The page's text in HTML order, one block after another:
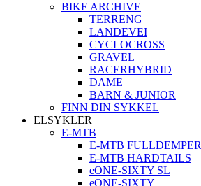
BIKE ARCHIVE
TERRENG
LANDEVEI
CYCLOCROSS
GRAVEL
RACERHYBRID
DAME
BARN & JUNIOR
FINN DIN SYKKEL
ELSYKLER
E-MTB
E-MTB FULLDEMPER
E-MTB HARDTAILS
eONE-SIXTY SL
eONE-SIXTY